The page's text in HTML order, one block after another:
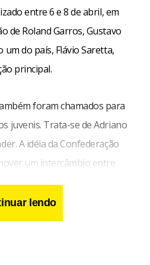
entre 6 e 8 de abril, em
de Roland Garros, Gustavo
do país, Flávio Saretta,
principal.
foram chamados para
juvenis. Trata-se de Adriano
A idéia da Confederação
um intercâmbio entre
estimular a troca de informações
lendo